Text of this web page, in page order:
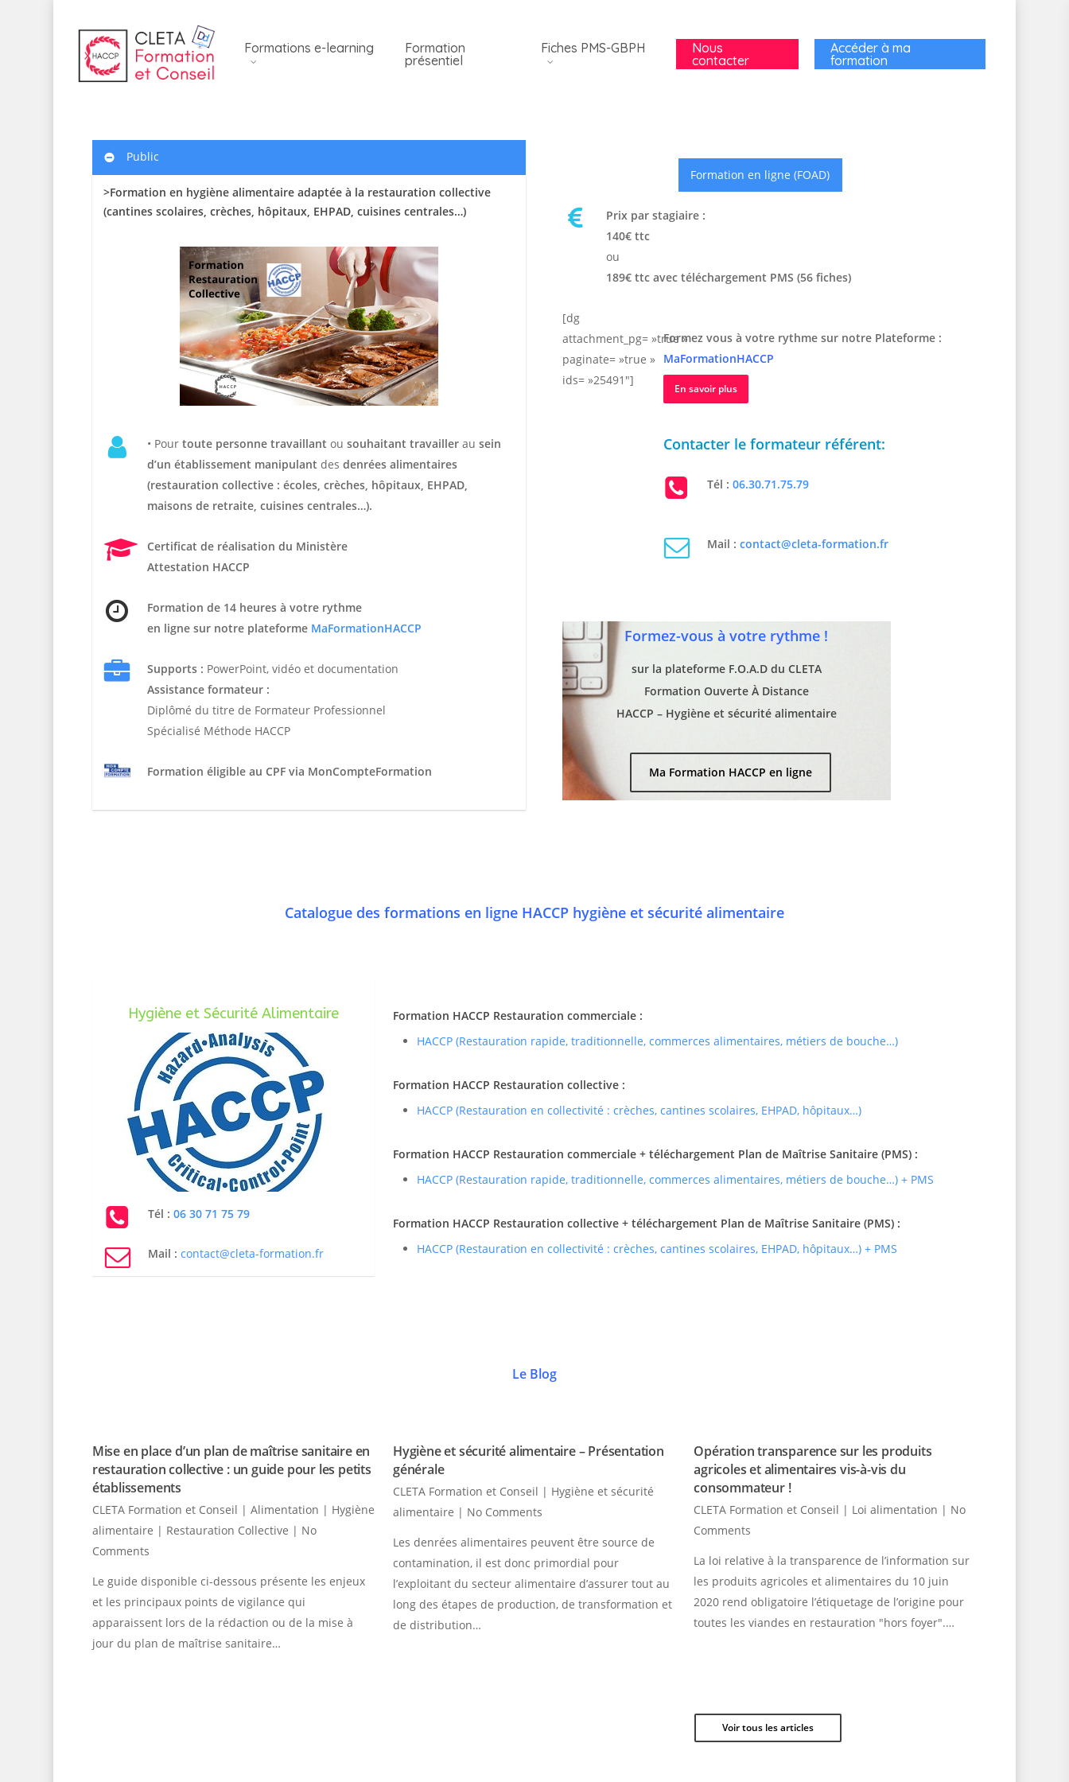
Formations e-learning
Formation
présentiel
Fiches PMS-GBPH
Nous
contacter
Accéder à ma
formation
Public
>Formation en hygiène alimentaire adaptée à la restauration collective
(cantines scolaires, crèches, hôpitaux, EHPAD, cuisines centrales…)
• Pour toute personne travaillant ou souhaitant travailler au sein
d’un établissement manipulant des denrées alimentaires
(restauration collective : écoles, crèches, hôpitaux, EHPAD,
maisons de retraite, cuisines centrales…).
Certificat de réalisation du Ministère
Attestation HACCP
Formation de 14 heures à votre rythme
en ligne sur notre plateforme MaFormationHACCP
Supports : PowerPoint, vidéo et documentation
Assistance formateur :
Diplômé du titre de Formateur Professionnel
Spécialisé Méthode HACCP
Formation éligible au CPF via MonCompteFormation
Formation en ligne (FOAD)
Prix par stagiaire :
140€ ttc
ou
189€ ttc avec téléchargement PMS (56 fiches)
[dg
attachment_pg= »true »
paginate= »true »
ids= »25491″]
Formez vous à votre rythme sur notre Plateforme :
MaFormationHACCP
En savoir plus
Contacter le formateur référent:
Tél : 06.30.71.75.79
Mail : contact@cleta-formation.fr
Formez-vous à votre rythme !
sur la plateforme F.O.A.D du CLETA
Formation Ouverte À Distance
HACCP – Hygiène et sécurité alimentaire
Ma Formation HACCP en ligne
Catalogue des formations en ligne HACCP hygiène et sécurité alimentaire
Hygiène et Sécurité Alimentaire
Tél : 06 30 71 75 79
Mail : contact@cleta-formation.fr
Formation HACCP Restauration commerciale :
HACCP (Restauration rapide, traditionnelle, commerces alimentaires, métiers de bouche…)
Formation HACCP Restauration collective :
HACCP (Restauration en collectivité : crèches, cantines scolaires, EHPAD, hôpitaux…)
Formation HACCP Restauration commerciale + téléchargement Plan de Maîtrise Sanitaire (PMS) :
HACCP (Restauration rapide, traditionnelle, commerces alimentaires, métiers de bouche…) + PMS
Formation HACCP Restauration collective + téléchargement Plan de Maîtrise Sanitaire (PMS) :
HACCP (Restauration en collectivité : crèches, cantines scolaires, EHPAD, hôpitaux…) + PMS
Le Blog
Mise en place d’un plan de maîtrise sanitaire en
restauration collective : un guide pour les petits
établissements
CLETA Formation et Conseil | Alimentation | Hygiène
alimentaire | Restauration Collective | No
Comments
Le guide disponible ci-dessous présente les enjeux
et les principaux points de vigilance qui
apparaissent lors de la rédaction ou de la mise à
jour du plan de maîtrise sanitaire…
Hygiène et sécurité alimentaire – Présentation
générale
CLETA Formation et Conseil | Hygiène et sécurité
alimentaire | No Comments
Les denrées alimentaires peuvent être source de
contamination, il est donc primordial pour
l’exploitant du secteur alimentaire d’assurer tout au
long des étapes de production, de transformation et
de distribution…
Opération transparence sur les produits
agricoles et alimentaires vis-à-vis du
consommateur !
CLETA Formation et Conseil | Loi alimentation | No
Comments
La loi relative à la transparence de l’information sur
les produits agricoles et alimentaires du 10 juin
2020 rend obligatoire l’étiquetage de l’origine pour
toutes les viandes en restauration "hors foyer".…
Voir tous les articles